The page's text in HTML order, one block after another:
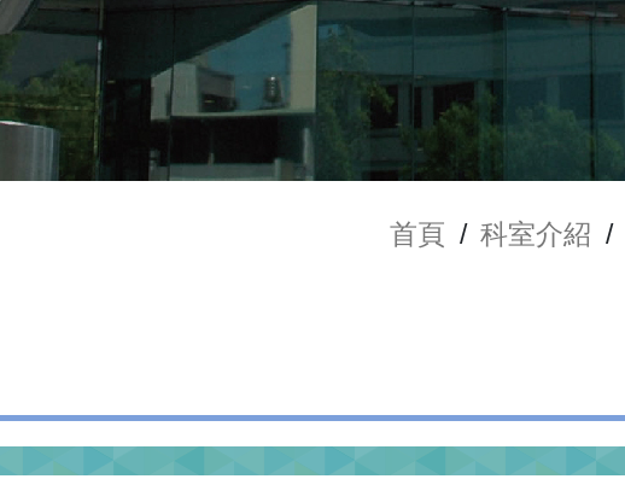
首頁 / 科室介紹 /